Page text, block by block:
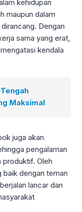
kehidupan
maupun dalam
Dengan
sama yang erat,
kendala
Maksimal
juga akan
pengalaman
produktif. Oleh
baik dengan teman
lancar dan